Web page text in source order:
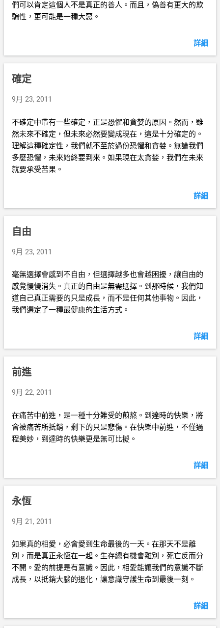
們可以肯定這個人不是真正的善人。而且，偽善有更大的欺
騙性，更可能是一種大惡。
詳細
確定
9月 23, 2011
不確定中帶有一些確定，正是恐懼和貪婪的原因。然而，雖
然未來不確定，但未來必然要變成現在，這是十分確定的。
理解這種確定性，我們就不至於過份恐懼和貪婪。無論我們
多麼恐懼，未來始終要到來。如果現在太貪婪，我們在未來
就要承受苦果。
詳細
自由
9月 23, 2011
毫無選擇會感到不自由，但選擇越多也會越困擾，讓自由的
感覺慢慢消失。真正的自由是無需選擇。到那時候，我們知
道自己真正需要的只是成長，而不是任何其他事物。因此，
我們選定了一種最健康的生活方式。
詳細
前進
9月 22, 2011
在痛苦中前進，是一種十分難受的煎熬。到達時的快樂，將
會被痛苦所抵銷，剩下的只是悲傷。在快樂中前進，不僅過
程美妙，到達時的快樂更是無可比擬。
詳細
永恆
9月 21, 2011
如果真的相愛，必會愛到生命最後的一天。在那天不是離
別，而是真正永恆在一起。生存總有機會離別，死亡反而分
不開。愛的前提是有意識。因此，相愛能讓我們的意識不斷
成長，以抵銷大腦的退化，讓意識守護生命到最後一刻。
詳細